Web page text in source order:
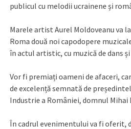
publicul cu melodii ucrainene și
Marele artist Aurel Moldoveanu va
Roma două noi capodopere
în actul artistic, cu muzică de dans
Vor fi premiați oameni de afaceri,
de excelență semnată de
Industrie a României, domnul Mihai
În cadrul evenimentului va fi oferit,